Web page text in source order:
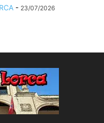
- 23/07/2026